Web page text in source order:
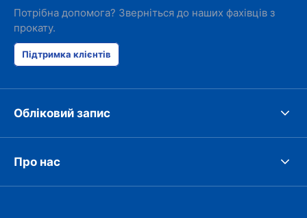
Потрібна допомога? Зверніться до наших фахівців з
прокату.
Підтримка клієнтів
Обліковий запис
Про нас